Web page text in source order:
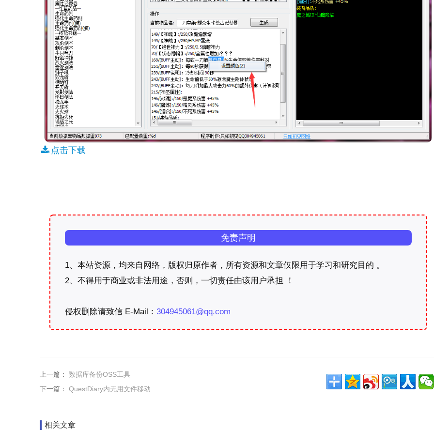
点击下载
免责声明
1、本站资源，均来自网络，版权归原作者，所有资源和文章仅限用于学习和研究目的 。
2、不得用于商业或非法用途，否则，一切责任由该用户承担 ！
侵权删除请致信 E-Mail： 304945061@qq.com
上一篇：
数据库备份OSS工具
下一篇：
QuestDiary内无用文件移动
相关文章